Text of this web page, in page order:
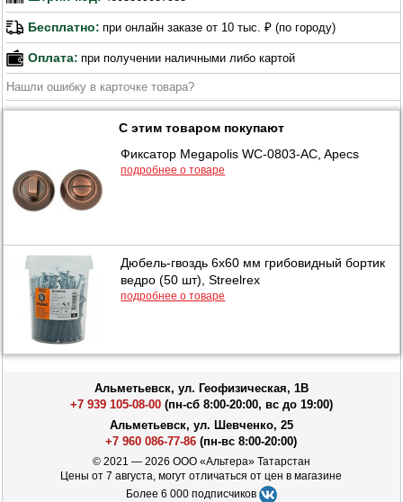
Бесплатно: при онлайн заказе от 10 тыс. ₽ (по городу)
Оплата: при получении наличными либо картой
Нашли ошибку в карточке товара?
С этим товаром покупают
Фиксатор Megapolis WC-0803-AC, Apecs
подробнее о товаре
Дюбель-гвоздь 6х60 мм грибовидный бортик
ведро (50 шт), Streelrex
подробнее о товаре
Альметьевск, ул. Геофизическая, 1В
+7 939 105-08-00(пн-сб 8:00-20:00, вс до 19:00)
Альметьевск, ул. Шевченко, 25
+7 960 086-77-86 (пн-вс 8:00-20:00)
© 2021 — 2026 ООО «Альтера» Татарстан
Цены от 7 августа, могут отличаться от цен в магазине
Более 6 000 подписчиков